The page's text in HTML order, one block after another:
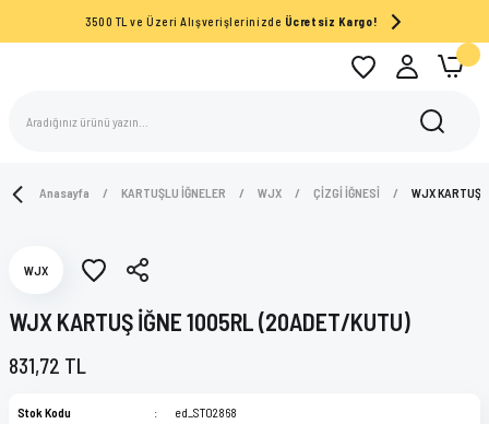
3500 TL ve Üzeri Alışverişlerinizde Ücretsiz Kargo!
Anasayfa KARTUŞLU İĞNELER WJX ÇİZGİ İĞNESİ WJX KARTUŞ
WJX
WJX KARTUŞ İĞNE 1005RL (20ADET/KUTU)
831,72 TL
Stok Kodu
ed_ST02868